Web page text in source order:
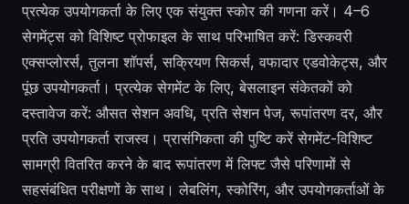
प्रत्येक उपयोगकर्ता के लिए एक संयुक्त स्कोर की गणना करें। 4–6
सेगमेंट्स को विशिष्ट प्रोफाइल के साथ परिभाषित करें: डिस्कवरी
एक्सप्लोरर्स, तुलना शॉपर्स, सक्रियण सिकर्स, वफादार एडवोकेट्स, और
पूंछ उपयोगकर्ता। प्रत्येक सेगमेंट के लिए, बेसलाइन संकेतकों को
दस्तावेज करें: औसत सेशन अवधि, प्रति सेशन पेज, रूपांतरण दर, और
प्रति उपयोगकर्ता राजस्व। प्रासंगिकता की पुष्टि करें सेगमेंट-विशिष्ट
सामग्री वितरित करने के बाद रूपांतरण में लिफ्ट जैसे परिणामों से
सहसंबंधित परीक्षणों के साथ। लेबलिंग, स्कोरिंग, और उपयोगकर्ताओं के